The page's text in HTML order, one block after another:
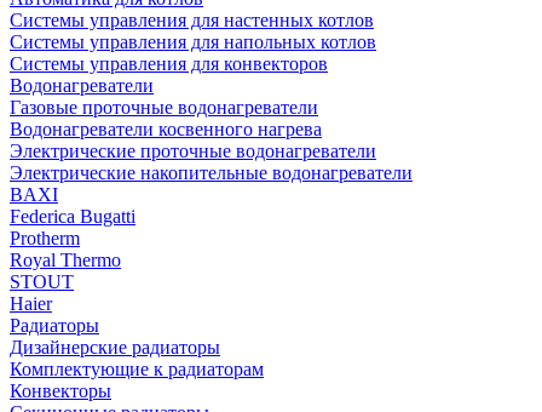
Системы управления для настенных котлов
Системы управления для напольных котлов
Системы управления для конвекторов
Водонагреватели
Газовые проточные водонагреватели
Водонагреватели косвенного нагрева
Электрические проточные водонагреватели
Электрические накопительные водонагреватели
BAXI
Federica Bugatti
Protherm
Royal Thermo
STOUT
Haier
Радиаторы
Дизайнерские радиаторы
Комплектующие к радиаторам
Конвекторы